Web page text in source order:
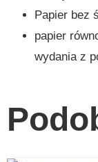
Papier bez
papier
wydania z